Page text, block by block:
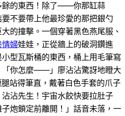
餘的東西！除了——你那缸蒜
不要帶上他最珍愛的那把銀勺
的撞擊。一個穿著黑色燕尾服、
情婦娃娃，正從牆上的破洞鑽進
型瓦斯桶的東西，桶上用毛筆寫
「你怎麼——」廖沾沾驚訝地瞪大
站得筆直，戴著白色手套的爪子
沾先生！宇宙水餃快要拉肚子
炮鎖定前離開！」話音未落，一